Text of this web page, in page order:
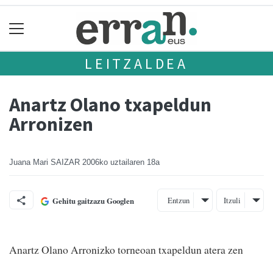
LEITZALDEA
Anartz Olano txapeldun
Arronizen
Juana Mari SAIZAR 2006ko uztailaren 18a
Gehitu gaitzazu Googlen Entzun Itzuli
Anartz Olano Arronizko torneoan txapeldun atera zen